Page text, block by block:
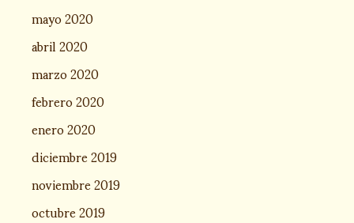
mayo 2020
abril 2020
marzo 2020
febrero 2020
enero 2020
diciembre 2019
noviembre 2019
octubre 2019